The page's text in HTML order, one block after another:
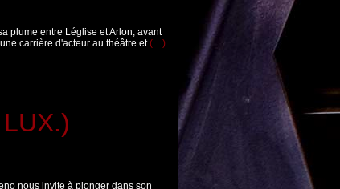
plume entre Léglise et Arlon, avant
carrière d'acteur au théâtre et(…)
nous invite à plonger dans son